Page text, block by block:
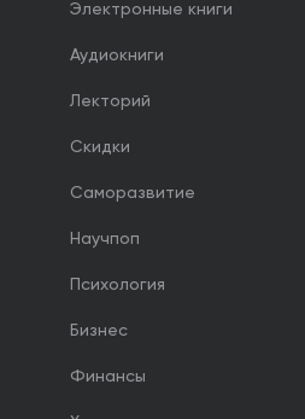
Электронные книги
Аудиокниги
Лекторий
Скидки
Саморазвитие
Научпоп
Психология
Бизнес
Финансы